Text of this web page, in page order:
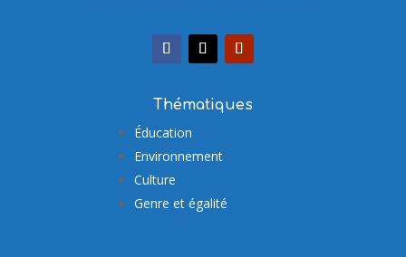
Thématiques
Éducation
Environnement
Culture
Genre et égalité